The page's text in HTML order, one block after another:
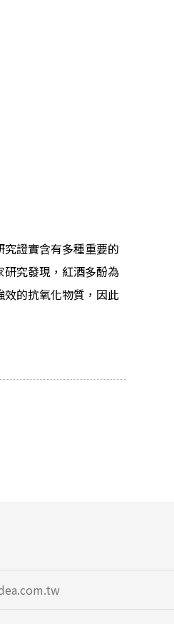
證實含有多種重要的
究發現，紅酒多酚為
的抗氧化物質，因此